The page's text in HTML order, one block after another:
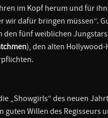
im Kopf herum und für
wir dafür bringen müssen“.
den fünf weiblichen
), den alten Hollywood-
„Showgirls“ des neuen
guten Willen des Regisseurs